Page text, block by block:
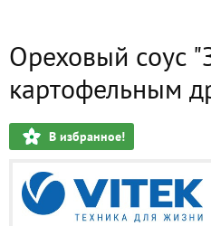
Ореховый соус
картофельным
В избранное!